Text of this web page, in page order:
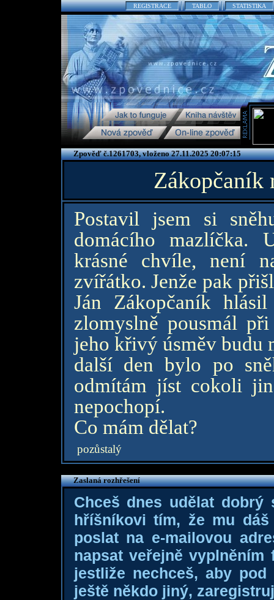
REGISTRACE TABLO STATISTIKA
Zpověď č.1261703, vloženo 27.11.2025 20:07:15
Zákopčaník
Postavil jsem si
domácího mazlíčka.
krásné chvíle, není
zvířátko. Jenže pak
Ján Zákopčaník
zlomyslně pousmál
jeho křivý úsměv budu
další den bylo po
odmítám jíst cokoli
nepochopí.
Co mám dělat?
pozůstalý
Zaslaná rozhřešení
Chceš dnes udělat dobrý
hříšníkovi tím, že mu
poslat na e-mailovou
napsat veřejně
jestliže nechceš, aby
ještě někdo jiný,